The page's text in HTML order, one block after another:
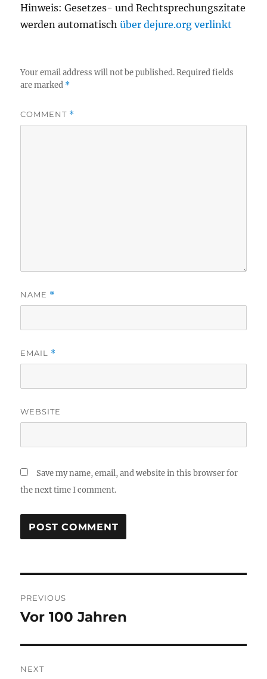
Hinweis: Gesetzes- und Rechtsprechungszitate
werden automatischüber dejure.org verlinkt
Your email address will not be published. Required fields
are marked *
COMMENT *
NAME *
EMAIL *
WEBSITE
Save my name, email, and website in this browser for
the next time I comment.
navigation
PREVIOUS
Previous
Vor 100 Jahren
NEXT